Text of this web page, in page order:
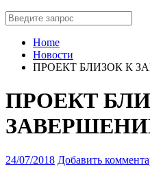
Home
Новости
ПРОЕКТ БЛИЗОК К
ПРОЕКТ
24/07/2018 Добавить